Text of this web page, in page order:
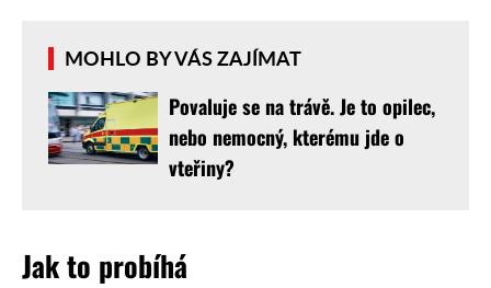
MOHLO BY VÁS ZAJÍMAT
Povaluje se na trávě. Je to opilec,
nebo nemocný, kterému jde o
vteřiny?
Jak to probíhá